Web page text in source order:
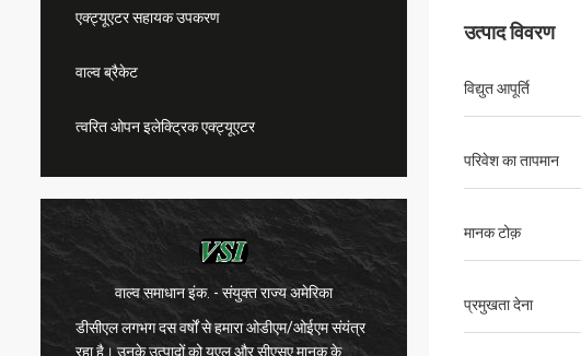
एक्ट्यूएटर सहायक उपकरण
वाल्व ब्रैकेट
त्वरित ओपन इलेक्ट्रिक एक्ट्यूएटर
- संयुक्त राज्य अमेरिका
हमारा ओडीएम/ओईएम संयंत्र
और सीएसए मानक के
WESA Armaturen GmbH - जर्मनी
डीसीएल के साथ 15 वर्षों के सहयोग के बाद, हम डीसीएल
के उत्पादों से बहुत संतुष्ट हैं। डीसीएल गुणवत्ता को पहले
उत्पाद विवरण
विद्युत आपूर्ति
परिवेश का तापमान
मानक टोक़
प्रमुखता देना